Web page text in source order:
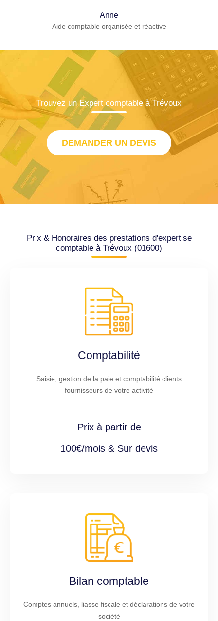
Anne
Aide comptable organisée et réactive
Trouvez un Expert comptable à Trévoux
DEMANDER UN DEVIS
Prix & Honoraires des prestations d'expertise
comptable à Trévoux (01600)
Comptabilité
Saisie, gestion de la paie et comptabilité clients
fournisseurs de votre activité
Prix à partir de
100€/mois & Sur devis
Bilan comptable
Comptes annuels, liasse fiscale et déclarations de votre
société